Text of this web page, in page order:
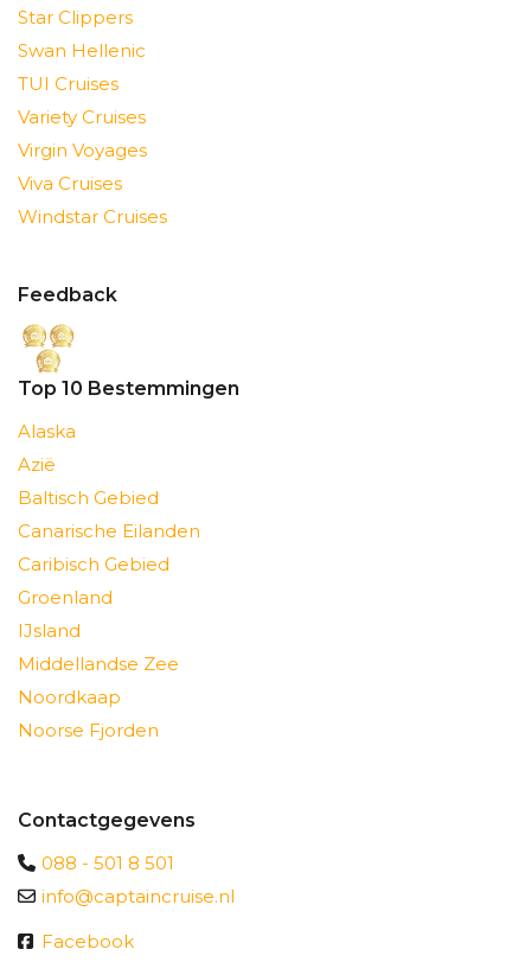
Star Clippers
Swan Hellenic
TUI Cruises
Variety Cruises
Virgin Voyages
Viva Cruises
Windstar Cruises
Feedback
Top 10 Bestemmingen
Alaska
Azië
Baltisch Gebied
Canarische Eilanden
Caribisch Gebied
Groenland
IJsland
Middellandse Zee
Noordkaap
Noorse Fjorden
Contactgegevens
088 - 501 8 501
info@captaincruise.nl
Facebook